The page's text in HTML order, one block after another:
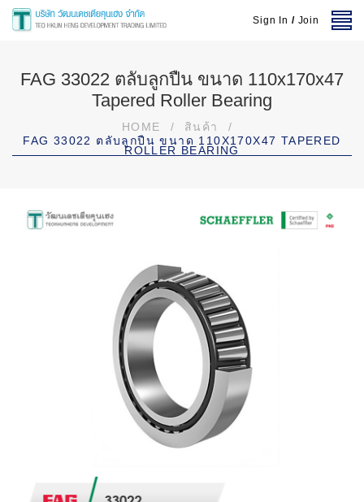
Sign In / Join
FAG 33022 ตลับลูกปืน ขนาด 110x170x47
Tapered Roller Bearing
HOME / สินค้า
/
FAG 33022 ตลับลูกปืน ขนาด 110X170X47 TAPERED
ROLLER BEARING